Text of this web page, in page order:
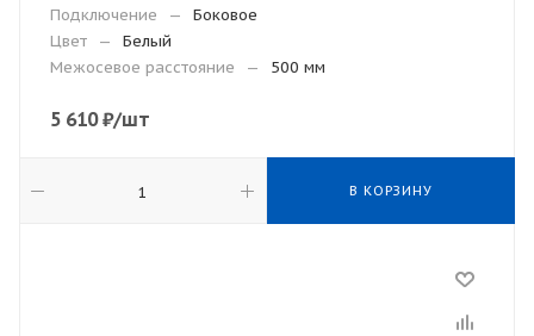
Подключение
—
Боковое
Цвет
—
Белый
Межосевое расстояние
— 500 мм
5 610₽/шт
В КОРЗИНУ